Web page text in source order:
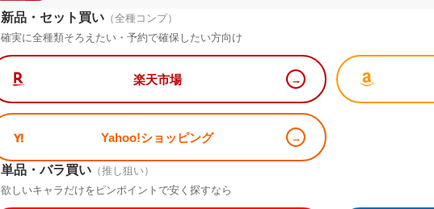
新品・セット買い （全種コンプ）
確実に全種類そろえたい・予約で確保したい方向け
楽天市場
Yahoo!ショッピング
単品・バラ買い （推し狙い）
欲しいキャラだけをピンポイントで安く探すなら